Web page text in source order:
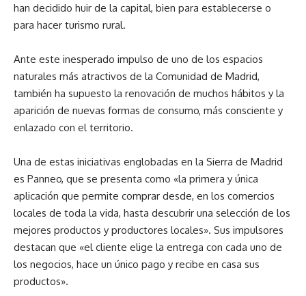
han decidido huir de la capital, bien para establecerse o
para hacer turismo rural.
Ante este inesperado impulso de uno de los espacios
naturales más atractivos de la Comunidad de Madrid,
también ha supuesto la renovación de muchos hábitos y la
aparición de nuevas formas de consumo, más consciente y
enlazado con el territorio.
Una de estas iniciativas englobadas en la Sierra de Madrid
es Panneo, que se presenta como «la primera y única
aplicación que permite comprar desde, en los comercios
locales de toda la vida, hasta descubrir una selección de los
mejores productos y productores locales». Sus impulsores
destacan que «el cliente elige la entrega con cada uno de
los negocios, hace un único pago y recibe en casa sus
productos».